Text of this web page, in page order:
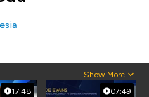
Show More
17:48 07:49